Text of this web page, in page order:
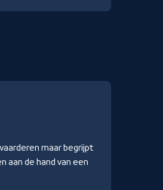
maar begrijpt
aan de hand van een